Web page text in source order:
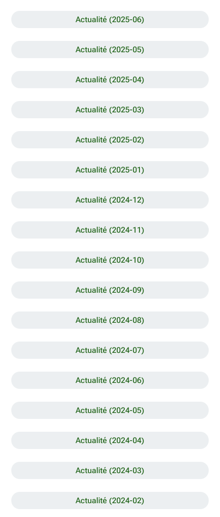
Actualité (2025-06)
Actualité (2025-05)
Actualité (2025-04)
Actualité (2025-03)
Actualité (2025-02)
Actualité (2025-01)
Actualité (2024-12)
Actualité (2024-11)
Actualité (2024-10)
Actualité (2024-09)
Actualité (2024-08)
Actualité (2024-07)
Actualité (2024-06)
Actualité (2024-05)
Actualité (2024-04)
Actualité (2024-03)
Actualité (2024-02)